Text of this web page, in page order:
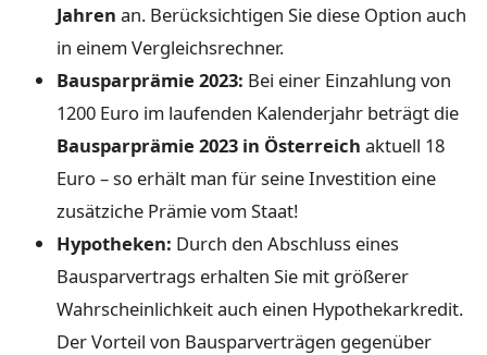
Jahren an. Berücksichtigen Sie diese Option auch
in einem Vergleichsrechner.
Bausparprämie 2023: Bei einer Einzahlung von
1200 Euro im laufenden Kalenderjahr beträgt die
Bausparprämie 2023 in Österreich aktuell 18
Euro – so erhält man für seine Investition eine
zusätziche Prämie vom Staat!
Hypotheken: Durch den Abschluss eines
Bausparvertrags erhalten Sie mit größerer
Wahrscheinlichkeit auch einen Hypothekarkredit.
Der Vorteil von Bausparverträgen gegenüber